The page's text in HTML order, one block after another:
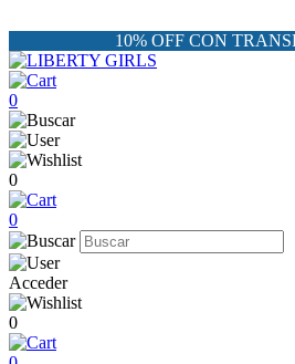
10% OFF CON
0
0
0
Acceder
0